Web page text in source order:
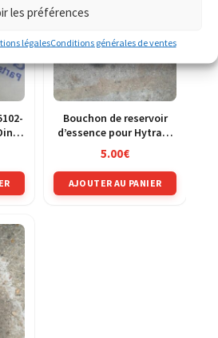
les préférences
légalesConditions générales de ventes
Bouchon de reservoir
d’essence pour Hytrack
Linhai Dinli Masai
5.00€
AJOUTER AU PANIER